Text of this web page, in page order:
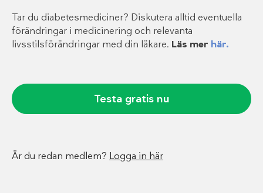
Tar du diabetesmediciner? Diskutera alltid eventuella
förändringar i medicinering och relevanta
livsstilsförändringar med din läkare. Läs mer här.
Testa gratis nu
Är du redan medlem? Logga in här